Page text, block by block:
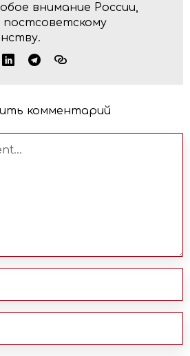
внимание России,
постсоветскому
комментарий